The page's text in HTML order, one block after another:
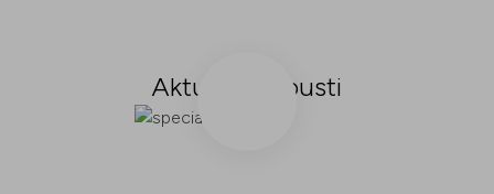
Aktualni popusti